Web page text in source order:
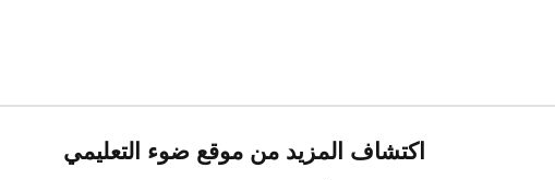
اكتشاف المزيد من موقع ضوء التعليمي